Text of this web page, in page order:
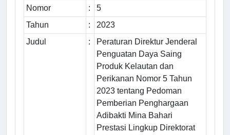
Nomor
:
5
Tahun
:
2023
Judul
:
Peraturan Direktur Jenderal
Penguatan Daya Saing
Produk Kelautan dan
Perikanan Nomor 5 Tahun
2023 tentang Pedoman
Pemberian Penghargaan
Adibakti Mina Bahari
Prestasi Lingkup Direktorat